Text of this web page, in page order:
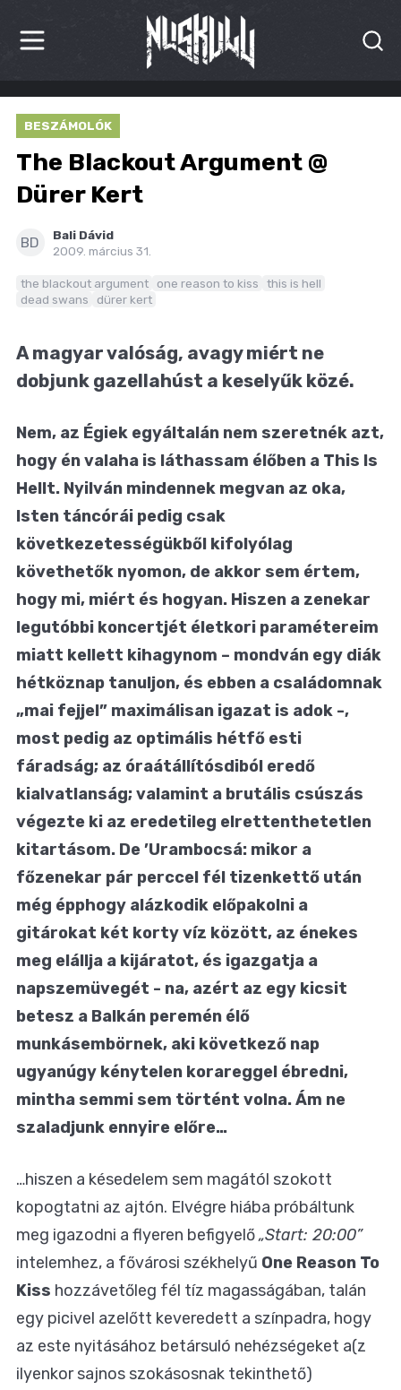
HÍREK
KRITIKÁK
BESZÁMOLÓK
KULT
MÁSVILÁG
BLOG
BESZÁMOLÓK
The Blackout Argument @
Dürer Kert
BD
Bali Dávid
2009. március 31.
the blackout argument one reason to kiss
this is hell
dead swans
dürer kert
A magyar valóság, avagy miért ne
dobjunk gazellahúst a keselyűk közé.
Nem, az Égiek egyáltalán nem szeretnék azt,
hogy én valaha is láthassam élőben a This Is
Hellt. Nyilván mindennek megvan az oka,
Isten táncórái pedig csak
következetességükből kifolyólag
követhetők nyomon, de akkor sem értem,
hogy mi, miért és hogyan. Hiszen a zenekar
legutóbbi koncertjét életkori paramétereim
miatt kellett kihagynom – mondván egy diák
hétköznap tanuljon, és ebben a családomnak
„mai fejjel” maximálisan igazat is adok -,
most pedig az optimális hétfő esti
fáradság; az óraátállítósdiból eredő
kialvatlanság; valamint a brutális csúszás
végezte ki az eredetileg elrettenthetetlen
kitartásom. De ’Urambocsá: mikor a
főzenekar pár perccel fél tizenkettő után
még épphogy alázkodik előpakolni a
gitárokat két korty víz között, az énekes
meg elállja a kijáratot, és igazgatja a
napszemüvegét - na, azért az egy kicsit
betesz a Balkán peremén élő
munkásembörnek, aki következő nap
ugyanúgy kénytelen korareggel ébredni,
mintha semmi sem történt volna. Ám ne
szaladjunk ennyire előre…
…hiszen a késedelem sem magától szokott
kopogtatni az ajtón. Elvégre hiába próbáltunk
meg igazodni a flyeren befigyelő„Start: 20:00”
intelemhez, a fővárosi székhelyű One Reason To
Kiss hozzávetőleg fél tíz magasságában, talán
egy picivel azelőtt keveredett a színpadra, hogy
az este nyitásához betársuló nehézségeket a(z
ilyenkor sajnos szokásosnak tekinthető)